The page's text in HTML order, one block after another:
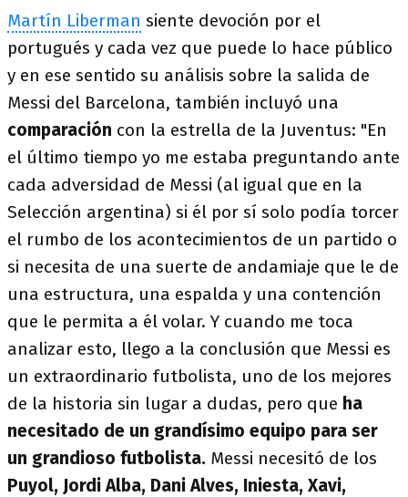
Martín Liberman siente devoción por el
portugués y cada vez que puede lo hace público
y en ese sentido su análisis sobre la salida de
Messi del Barcelona, también incluyó una
comparación con la estrella de la Juventus: "En
el último tiempo yo me estaba preguntando ante
cada adversidad de Messi (al igual que en la
Selección argentina) si él por sí solo podía torcer
el rumbo de los acontecimientos de un partido o
si necesita de una suerte de andamiaje que le de
una estructura, una espalda y una contención
que le permita a él volar. Y cuando me toca
analizar esto, llego a la conclusión que Messi es
un extraordinario futbolista, uno de los mejores
de la historia sin lugar a dudas, pero que ha
necesitado de un grandísimo equipo para ser
un grandioso futbolista. Messi necesitó de los
Puyol, Jordi Alba, Dani Alves, Iniesta, Xavi,